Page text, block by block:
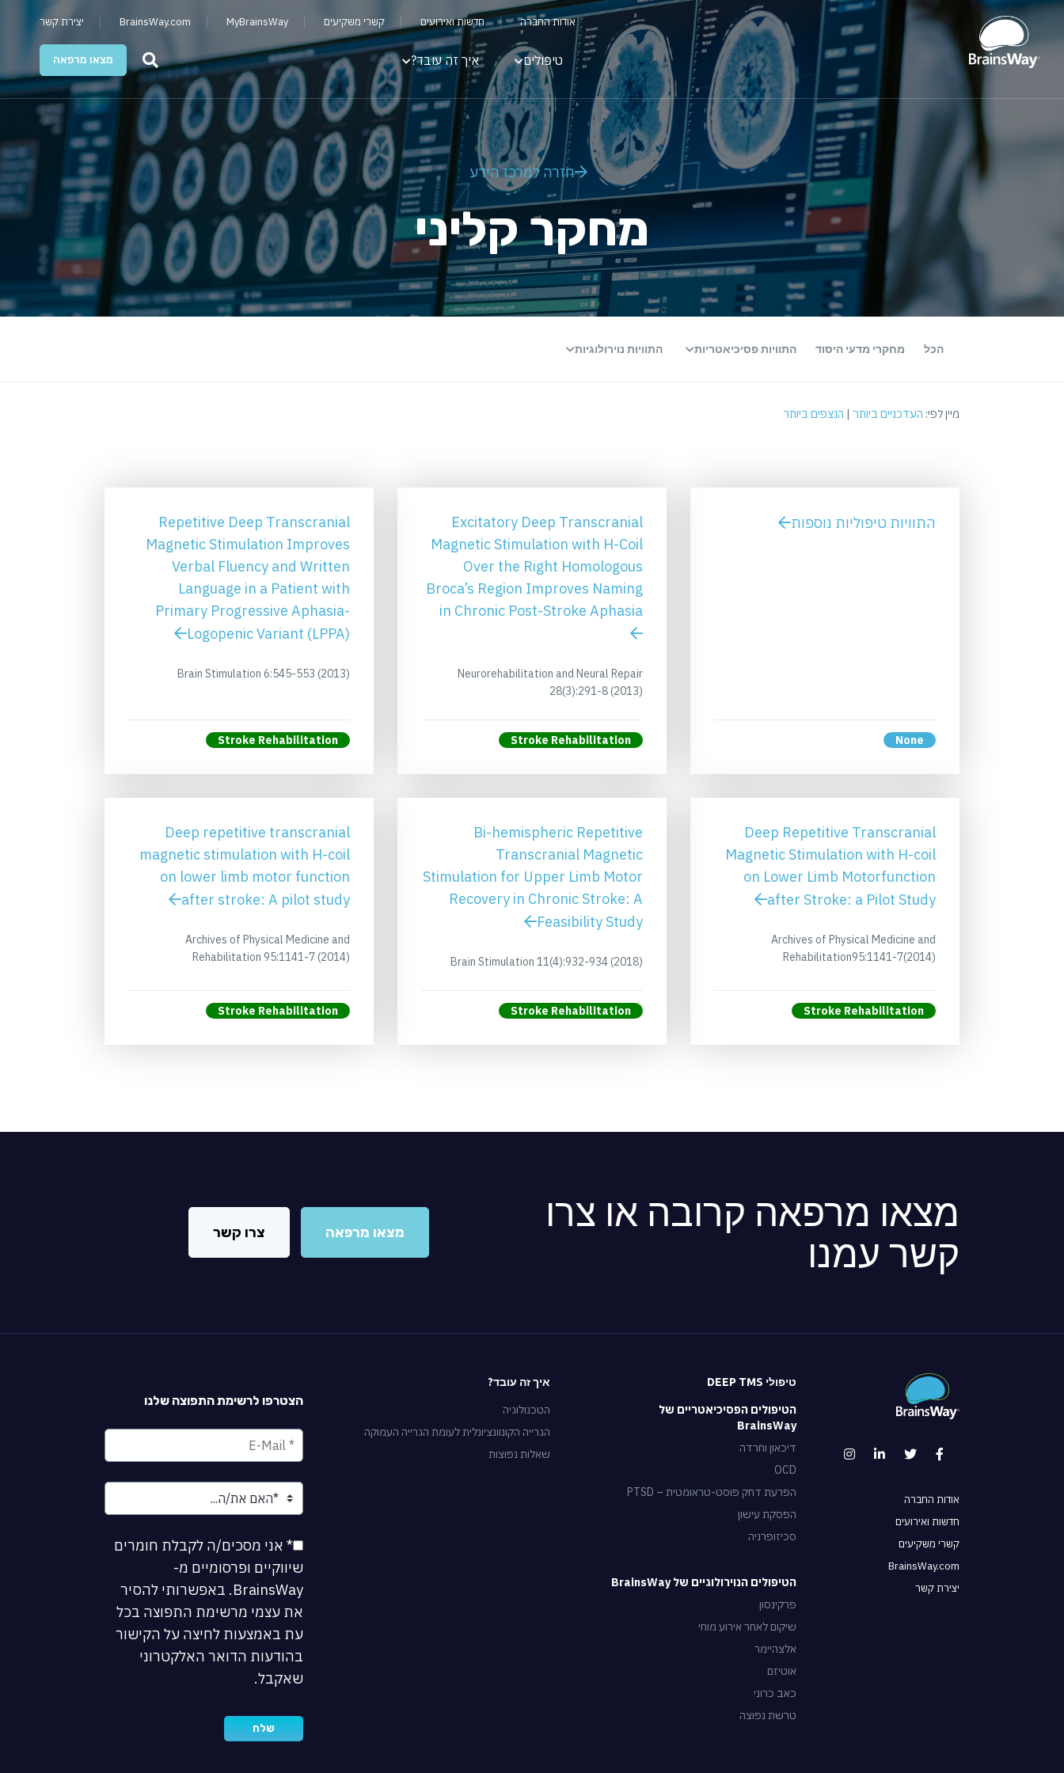
אודות החברה חדשות ואירועים קשרי משקיעים MyBrainsWay
BrainsWay.com יצירת קשר
מצאו מרפאה איך זה עובד? טיפולים
חזרה למרכז הידע
מחקר קליני
הכל מחקרי מדעי היסוד התוויות פסיכיאטריות התוויות נוירולוגיות
מיין לפי: העדכניים ביותר | הנצפים ביותר
התוויות טיפוליות נוספות
None
Excitatory Deep Transcranial
Magnetic Stimulation with H-Coil
Over the Right Homologous
Broca’s Region Improves Naming
in Chronic Post-Stroke Aphasia
Neurorehabilitation and Neural Repair
28(3):291-8 (2013)
Stroke Rehabilitation
Repetitive Deep Transcranial
Magnetic Stimulation Improves
Verbal Fluency and Written
Language in a Patient with
Primary Progressive Aphasia-
Logopenic Variant (LPPA)
Brain Stimulation 6:545-553 (2013)
Stroke Rehabilitation
Deep Repetitive Transcranial
Magnetic Stimulation with H-coil
on Lower Limb Motorfunction
after Stroke: a Pilot Study
Archives of Physical Medicine and
Rehabilitation95:1141-7(2014)
Stroke Rehabilitation
Bi-hemispheric Repetitive
Transcranial Magnetic
Stimulation for Upper Limb Motor
Recovery in Chronic Stroke: A
Feasibility Study
Brain Stimulation 11(4):932-934 (2018)
Stroke Rehabilitation
Deep repetitive transcranial
magnetic stimulation with H-coil
on lower limb motor function
after stroke: A pilot study
Archives of Physical Medicine and
Rehabilitation 95:1141-7 (2014)
Stroke Rehabilitation
מצאו מרפאה קרובה או צרו
קשר עמנו
מצאו מרפאה צרו קשר
אודות החברה
חדשות ואירועים
קשרי משקיעים
BrainsWay.com
יצירת קשר
טיפולי DEEP TMS
הטיפולים הפסיכיאטריים של
BrainsWay
דיכאון וחרדה
OCD
הפרעת דחק פוסט-טראומטית – PTSD
הפסקת עישון
סכיזופרניה
הטיפולים הנוירולוגיים של BrainsWay
פרקינסון
שיקום לאחר אירוע מוחי
אלצהיימר
אוטיזם
כאב כרוני
טרשת נפוצה
איך זה עובד?
הטכנולוגיה
הגרייה הקונוונציונלית לעומת הגרייה העמוקה
שאלות נפוצות
הצטרפו לרשימת התפוצה שלנו
* אני מסכים/ה לקבלת חומרים
שיווקיים ופרסומיים מ-
BrainsWay. באפשרותי להסיר
את עצמי מרשימת התפוצה בכל
עת באמצעות לחיצה על הקישור
בהודעות הדואר האלקטרוני
שאקבל.